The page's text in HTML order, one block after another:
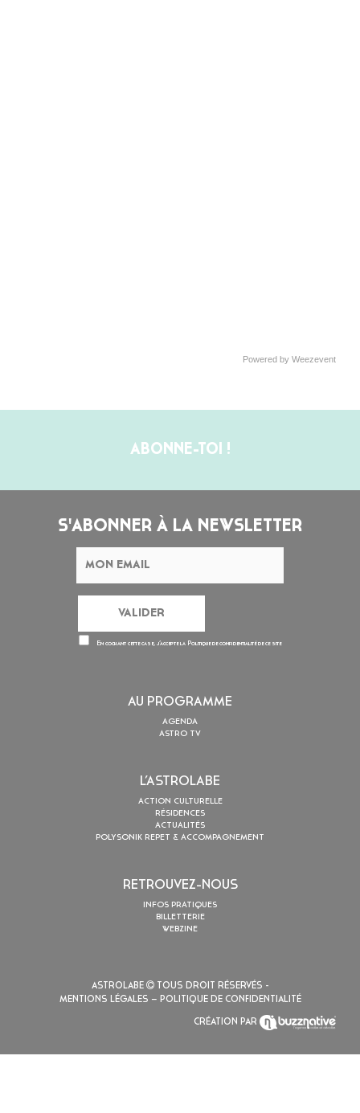
Powered by Weezevent
ABONNE-TOI !
S'ABONNER À LA NEWSLETTER
En cochant cette case, j’accepte la Politique de confidentialitéde ce site
AU PROGRAMME
AGENDA
ASTRO TV
L’ASTROLABE
ACTION CULTURELLE
RÉSIDENCES
ACTUALITÉS
POLYSONIK REPET & ACCOMPAGNEMENT
RETROUVEZ-NOUS
INFOS PRATIQUES
BILLETTERIE
WEBZINE
ASTROLABE
TOUS DROIT RÉSERVÉS -
MENTIONS LÉGALES – POLITIQUE DE CONFIDENTIALITÉ
CRÉATION PAR